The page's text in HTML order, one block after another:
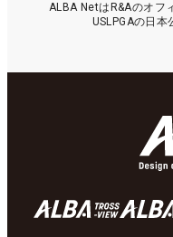
ALBA NetはR&Aのオフ
USLPGAの日本